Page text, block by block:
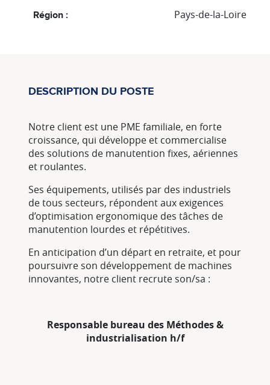
Région : Pays-de-la-Loire
DESCRIPTION DU POSTE
Notre client est une PME familiale, en forte
croissance, qui développe et commercialise
des solutions de manutention fixes, aériennes
et roulantes.
Ses équipements, utilisés par des industriels
de tous secteurs, répondent aux exigences
d’optimisation ergonomique des tâches de
manutention lourdes et répétitives.
En anticipation d’un départ en retraite, et pour
poursuivre son développement de machines
innovantes, notre client recrute son/sa :
Responsable bureau des Méthodes &
industrialisation h/f